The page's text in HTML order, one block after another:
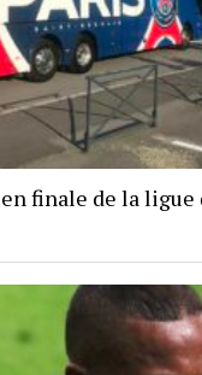
finale de la ligue